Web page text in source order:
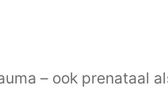
– ook prenataal